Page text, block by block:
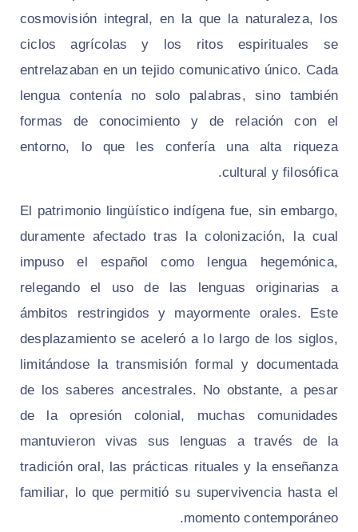
cosmovisión integral, en la que la naturaleza, los
ciclos agrícolas y los ritos espirituales se
entrelazaban en un tejido comunicativo único. Cada
lengua contenía no solo palabras, sino también
formas de conocimiento y de relación con el
entorno, lo que les confería una alta riqueza
cultural y filosófica.
El patrimonio lingüístico indígena fue, sin embargo,
duramente afectado tras la colonización, la cual
impuso el español como lengua hegemónica,
relegando el uso de las lenguas originarias a
ámbitos restringidos y mayormente orales. Este
desplazamiento se aceleró a lo largo de los siglos,
limitándose la transmisión formal y documentada
de los saberes ancestrales. No obstante, a pesar
de la opresión colonial, muchas comunidades
mantuvieron vivas sus lenguas a través de la
tradición oral, las prácticas rituales y la enseñanza
familiar, lo que permitió su supervivencia hasta el
momento contemporáneo.